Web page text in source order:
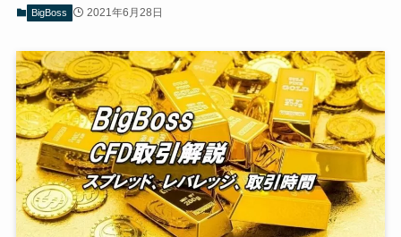
BigBoss 2021年6月28日